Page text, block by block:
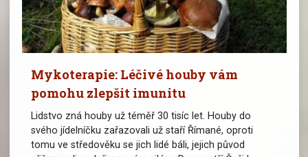
Mykoterapie: Léčivé houby vám
pomohu zlepšit imunitu
Lidstvo zná houby už téměř 30 tisíc let. Houby do
svého jídelníčku zařazovali už staří Římané, oproti
tomu ve středověku se jich lidé báli, jejich původ